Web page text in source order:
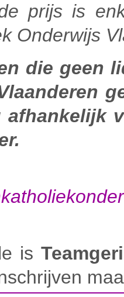
prijs is
Onderwijs
die geen
afhankelijk
is